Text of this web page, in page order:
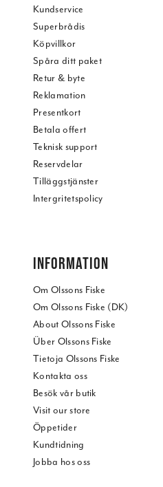
Kundservice
Superbrådis
Köpvillkor
Spåra ditt paket
Retur & byte
Reklamation
Presentkort
Betala offert
Teknisk support
Reservdelar
Tilläggstjänster
Intergritetspolicy
INFORMATION
Om Olssons Fiske
Om Olssons Fiske (DK)
About Olssons Fiske
Über Olssons Fiske
Tietoja Olssons Fiske
Kontakta oss
Besök vår butik
Visit our store
Öppetider
Kundtidning
Jobba hos oss